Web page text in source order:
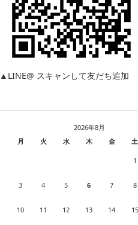
▲LINE@ スキャンして友だち追加
2026年8月
月
火 水 木 金 土
1
3 4 5 6 7 8
10 11 12 13 14 15